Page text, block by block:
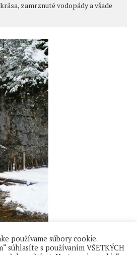
zamrznuté vodopády a všade
Belá
používame súbory cookie.
súhlasíte s používaním VŠETKÝCH